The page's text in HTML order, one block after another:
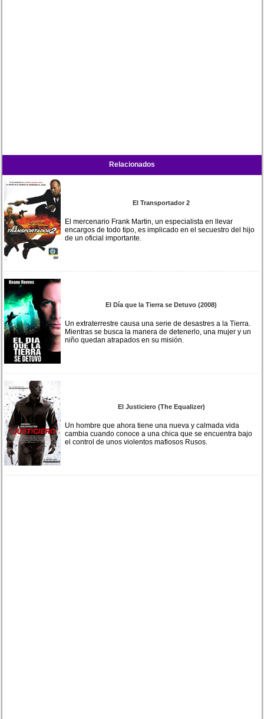
Relacionados
El Transportador 2
El mercenario Frank Martin, un especialista en llevar
encargos de todo tipo, es implicado en el secuestro del hijo
de un oficial importante.
El Día que la Tierra se Detuvo (2008)
Un extraterrestre causa una serie de desastres a la Tierra.
Mientras se busca la manera de detenerlo, una mujer y un
niño quedan atrapados en su misión.
El Justiciero (The Equalizer)
Un hombre que ahora tiene una nueva y calmada vida
cambia cuando conoce a una chica que se encuentra bajo
el control de unos violentos mafiosos Rusos.